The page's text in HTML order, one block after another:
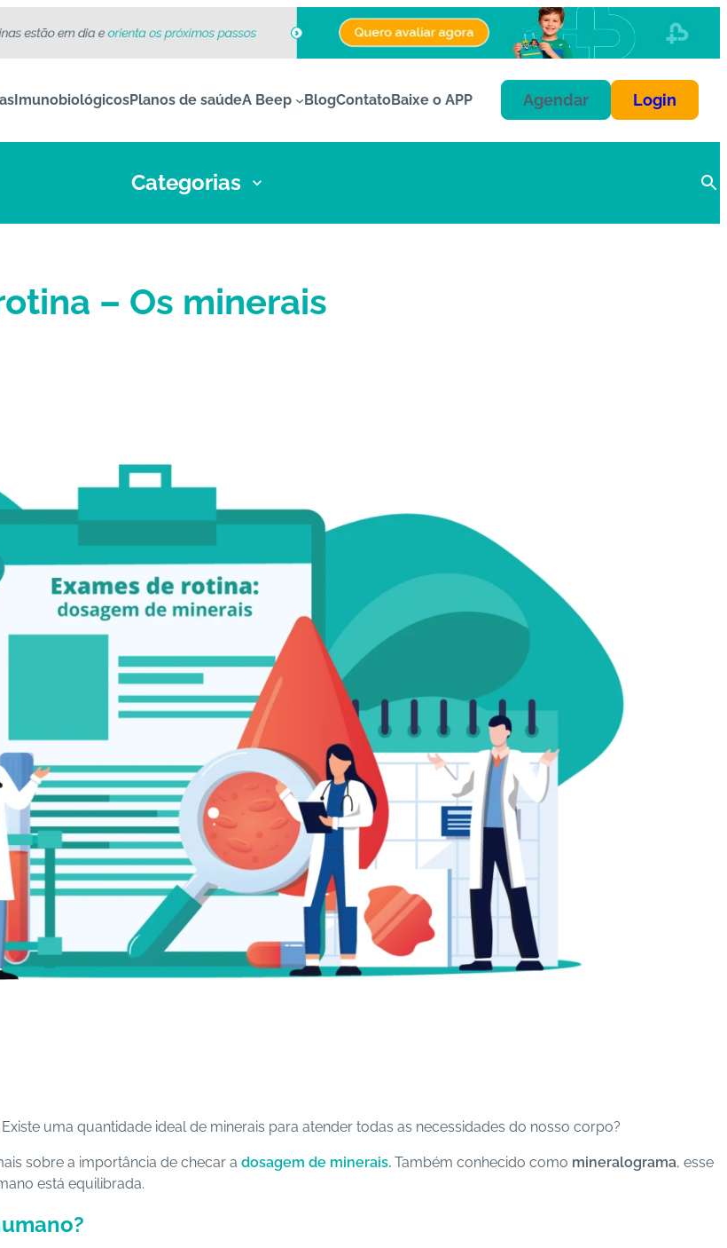
ImunobiológicosPlanos de saúdeA Beep BlogContatoBaixe o APP Agendar Login
Categorias
– Os minerais
uma quantidade ideal de minerais para atender todas as necessidades do nosso corpo?
sobre a importância de checar a dosagem de minerais. Também conhecido como mineralograma, esse
está equilibrada.